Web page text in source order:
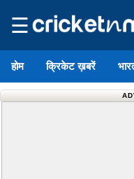
☰
होम क्रिकेट ख़बरें